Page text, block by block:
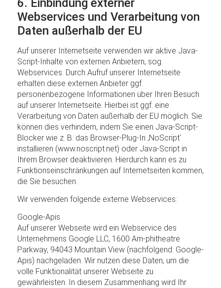
Webservices und Verarbeitung von
Daten außerhalb der EU
Auf unserer Internetseite verwenden wir aktive Java-
Script-Inhalte von externen Anbietern, sog.
Webservices. Durch Aufruf unserer Internetseite
erhalten diese externen Anbieter ggf.
personenbezogene Informationen über Ihren Besuch
auf unserer Internetseite. Hierbei ist ggf. eine
Verarbeitung von Daten außerhalb der EU möglich. Sie
können dies verhindern, indem Sie einen Java-Script-
Blocker wie z. B. das Browser-Plug-In ‚NoScript‘
installieren (www.noscript.net) oder Java-Script in
Ihrem Browser deaktivieren. Hierdurch kann es zu
Funktionseinschränkungen auf Internetseiten kommen,
die Sie besuchen.
Wir verwenden folgende externe Webservices:
Google-Apis
Auf unserer Webseite wird ein Webservice des
Unternehmens Google LLC, 1600 Am-phitheatre
Parkway, 94043 Mountain View (nachfolgend: Google-
Apis) nachgeladen. Wir nutzen diese Daten, um die
volle Funktionalität unserer Webseite zu
gewährleisten. In diesem Zusammenhang wird Ihr